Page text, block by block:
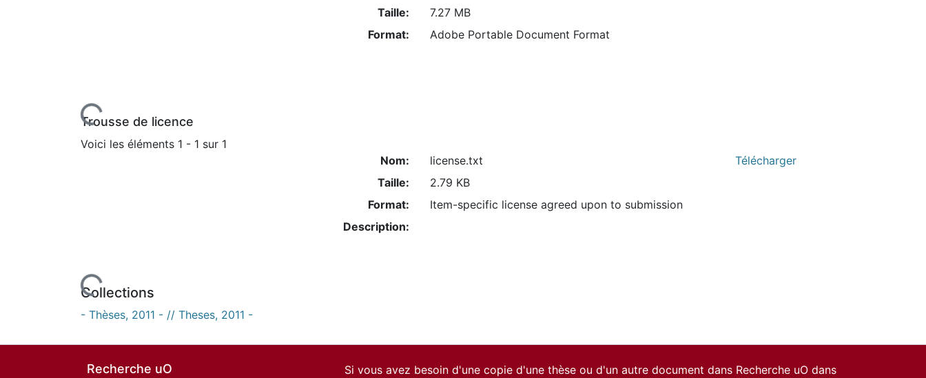
Taille:
7.27 MB
Format:
Adobe Portable Document Format
Trousse de licence
Voici les éléments 1 - 1 sur 1
Nom:
license.txt
Taille:
2.79 KB
Format:
Item-specific license agreed upon to submission
Description:
Télécharger
Collections
- Thèses, 2011 - // Theses, 2011 -
Recherche uO Si vous avez besoin d'une copie d'une thèse ou d'un autre document dans Recherche uO dans